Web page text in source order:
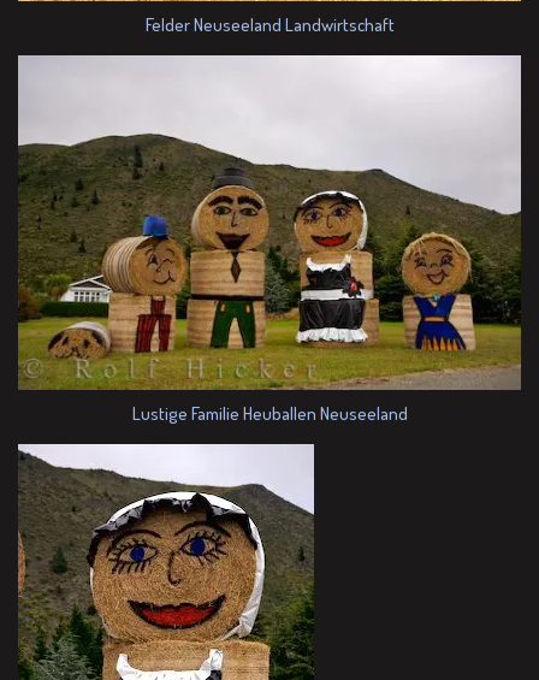
Felder Neuseeland Landwirtschaft
Lustige Familie Heuballen Neuseeland